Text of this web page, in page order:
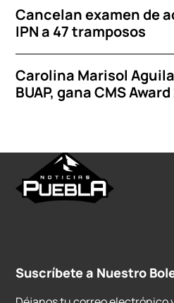
Cancelan examen de
IPN a 47 tramposos
Carolina Marisol
BUAP, gana CMS
Suscríbete a Nuestro